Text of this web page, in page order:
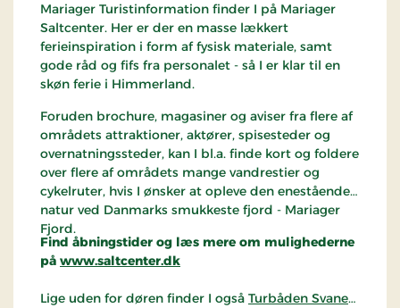
Mariager Turistinformation finder I på Mariager
Saltcenter. Her er der en masse lækkert
ferieinspiration i form af fysisk materiale, samt
gode råd og fifs fra personalet - så I er klar til en
skøn ferie i Himmerland.
Foruden brochure, magasiner og aviser fra flere af
områdets attraktioner, aktører, spisesteder og
overnatningssteder, kan I bl.a. finde kort og foldere
over flere af områdets mange vandrestier og
cykelruter, hvis I ønsker at opleve den enestående
natur ved Danmarks smukkeste fjord - Mariager
Fjord.
Find åbningstider og læs mere om mulighederne
på www.saltcenter.dk
Lige uden for døren finder I også Turbåden Svanen